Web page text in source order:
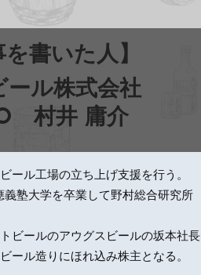
を書いた人】
ール株式会社
村井 庸介
ール工場の立ち上げ支援を行う。
塾大学を卒業して野村総合研究所
ビールのアウグスビールの坂本社長
ール造りにほれ込み株主となる。